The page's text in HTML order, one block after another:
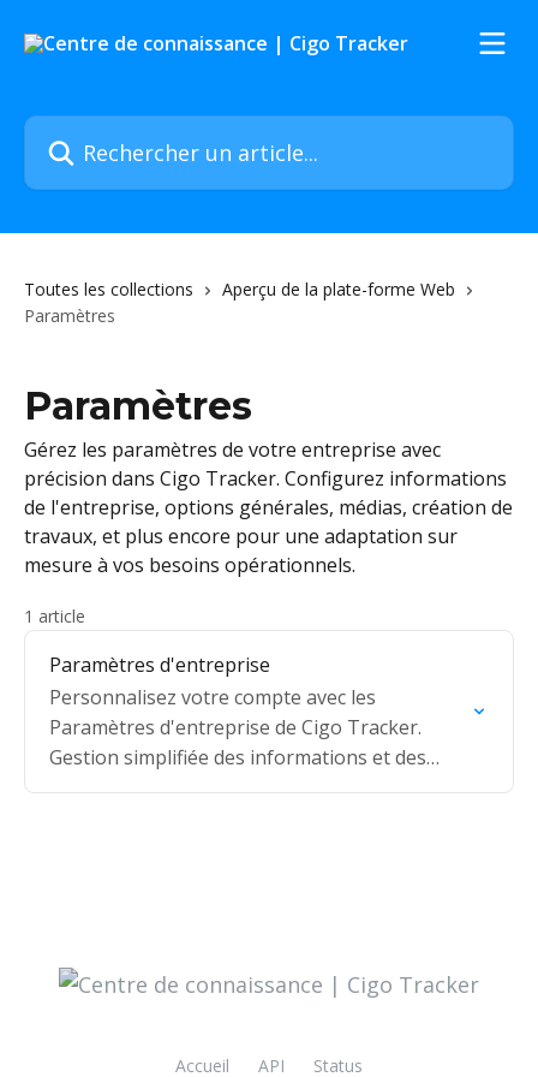
Rechercher un article...
Toutes les collections
Aperçu de la plate-forme Web
Paramètres
Paramètres
Gérez les paramètres de votre entreprise avec
précision dans Cigo Tracker. Configurez informations
de l'entreprise, options générales, médias, création de
travaux, et plus encore pour une adaptation sur
mesure à vos besoins opérationnels.
1 article
Paramètres d'entreprise
Personnalisez votre compte avec les
Paramètres d'entreprise de Cigo Tracker.
Gestion simplifiée des informations et des
options générales.
Accueil API Status